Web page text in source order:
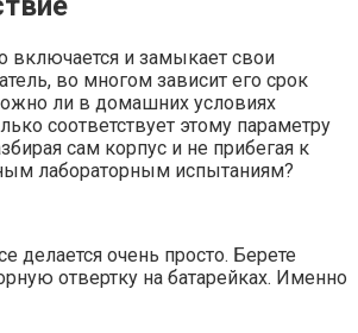
включается и замыкает свои
во многом зависит его срок
ли в домашних условиях
соответствует этому параметру
сам корпус и не прибегая к
лабораторным испытаниям?
делается очень просто. Берете
отвертку на батарейках. Именно